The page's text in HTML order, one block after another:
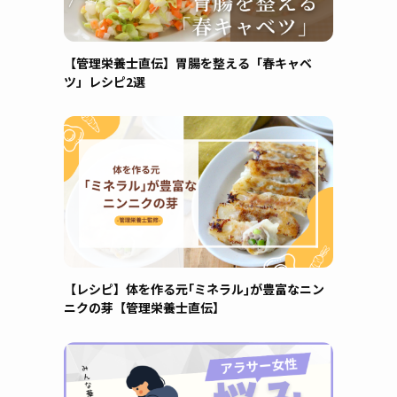
【管理栄養士直伝】胃腸を整える「春キャベ
ツ」レシピ2選
【レシピ】体を作る元｢ミネラル｣が豊富なニン
ニクの芽【管理栄養士直伝】